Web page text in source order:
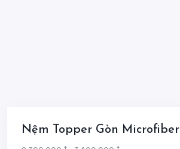
Nệm Topper Gòn Microfiber